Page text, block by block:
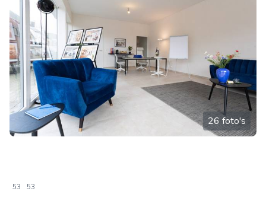
26 foto's
53 53